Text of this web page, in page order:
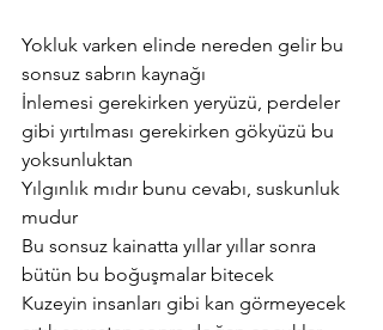
Yokluk varken elinde nereden gelir bu
sonsuz sabrın kaynağı
İnlemesi gerekirken yeryüzü, perdeler
gibi yırtılması gerekirken gökyüzü bu
yoksunluktan
Yılgınlık mıdır bunu cevabı, suskunluk
mudur
Bu sonsuz kainatta yıllar yıllar sonra
bütün bu boğuşmalar bitecek
Kuzeyin insanları gibi kan görmeyecek